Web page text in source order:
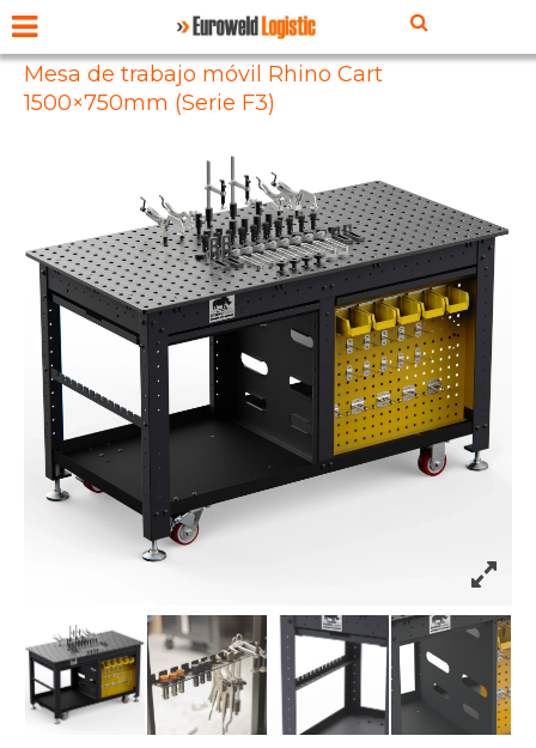
Mesa de trabajo móvil Rhino Cart
1500×750mm (Serie F3)